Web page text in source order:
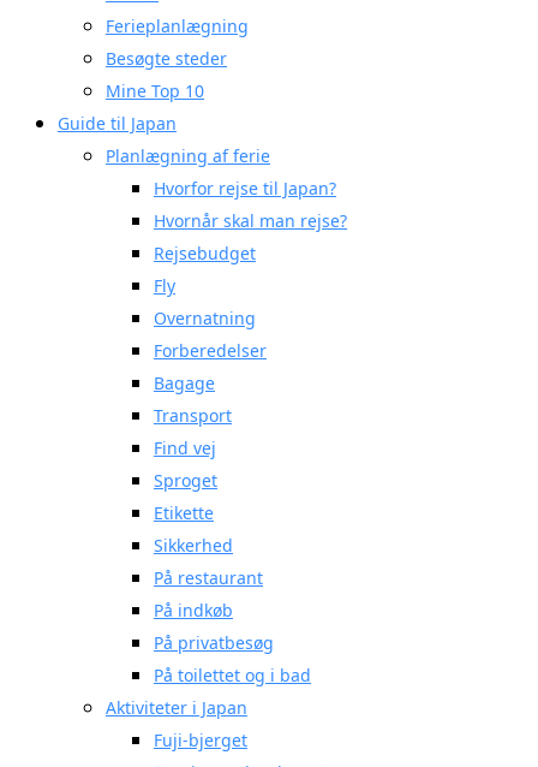
Ferieplanlægning
Besøgte steder
Mine Top 10
Guide til Japan
Planlægning af ferie
Hvorfor rejse til Japan?
Hvornår skal man rejse?
Rejsebudget
Fly
Overnatning
Forberedelser
Bagage
Transport
Find vej
Sproget
Etikette
Sikkerhed
På restaurant
På indkøb
På privatbesøg
På toilettet og i bad
Aktiviteter i Japan
Fuji-bjerget